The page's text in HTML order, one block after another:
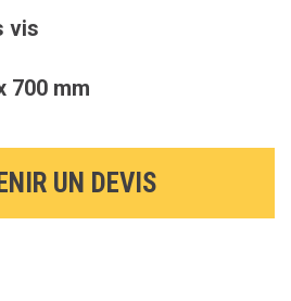
vis
700 mm
UN DEVIS